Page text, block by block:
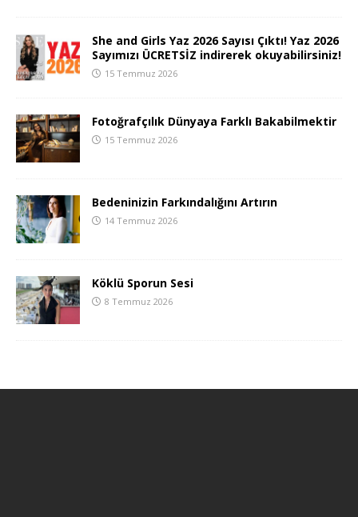
She and Girls Yaz 2026 Sayısı Çıktı! Yaz 2026
Sayımızı ÜCRETSİZ indirerek okuyabilirsiniz!
15 Temmuz 2026
Fotoğrafçılık Dünyaya Farklı Bakabilmektir
15 Temmuz 2026
Bedeninizin Farkındalığını Artırın
14 Temmuz 2026
Köklü Sporun Sesi
8 Temmuz 2026